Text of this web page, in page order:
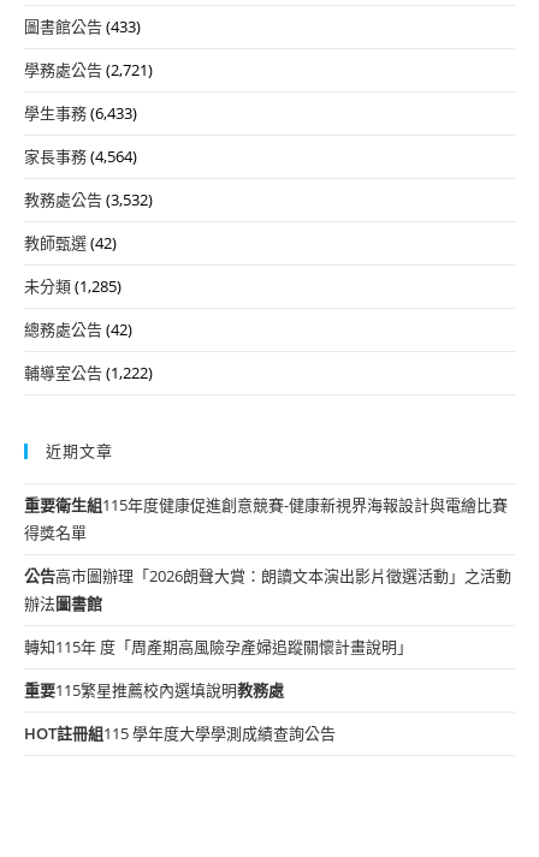
圖書館公告(433)
學務處公告(2,721)
學生事務(6,433)
家長事務(4,564)
教務處公告(3,532)
教師甄選(42)
未分類(1,285)
總務處公告(42)
輔導室公告(1,222)
近期文章
重要衛生組115年度健康促進創意競賽-健康新視界海報設計與電繪比賽
得獎名單
公告高市圖辦理「2026朗聲大賞：朗讀文本演出影片徵選活動」之活動
辦法圖書館
轉知115年 度「周產期高風險孕產婦追蹤關懷計畫說明」
重要115繁星推薦校內選填說明教務處
HOT註冊組115 學年度大學學測成績查詢公告